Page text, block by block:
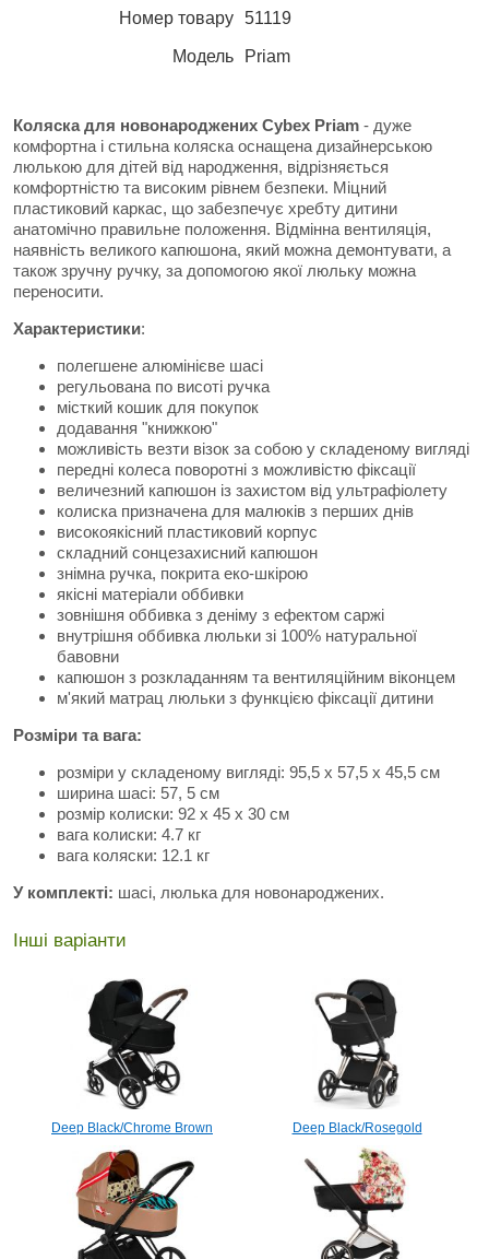
Номер товару 51119
Модель Priam
Коляска для новонароджених Cybex Priam - дуже
комфортна і стильна коляска оснащена дизайнерською
люлькою для дітей від народження, відрізняється
комфортністю та високим рівнем безпеки. Міцний
пластиковий каркас, що забезпечує хребту дитини
анатомічно правильне положення. Відмінна вентиляція,
наявність великого капюшона, який можна демонтувати, а
також зручну ручку, за допомогою якої люльку можна
переносити.
Характеристики:
полегшене алюмінієве шасі
регульована по висоті ручка
місткий кошик для покупок
додавання "книжкою"
можливість везти візок за собою у складеному вигляді
передні колеса поворотні з можливістю фіксації
величезний капюшон із захистом від ультрафіолету
колиска призначена для малюків з перших днів
високоякісний пластиковий корпус
складний сонцезахисний капюшон
знімна ручка, покрита еко-шкірою
якісні матеріали оббивки
зовнішня оббивка з деніму з ефектом саржі
внутрішня оббивка люльки зі 100% натуральної
бавовни
капюшон з розкладанням та вентиляційним віконцем
м'який матрац люльки з функцією фіксації дитини
Розміри та вага:
розміри у складеному вигляді: 95,5 х 57,5 ​​х 45,5 см
ширина шасі: 57, 5 см
розмір колиски: 92 x 45 x 30 см
вага колиски: 4.7 кг
вага коляски: 12.1 кг
У комплекті: шасі, люлька для новонароджених.
Інші варіанти
Deep Black/Chrome Brown Deep Black/Rosegold